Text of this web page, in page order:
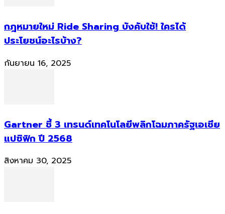
กฎหมายใหม่ Ride Sharing บังคับใช้! ใครได้
ประโยชน์อะไรบ้าง?
กันยายน 16, 2025
Gartner ชี้ 3 เทรนด์เทคโนโลยีพลิกโฉมภาครัฐเอเชีย
แปซิฟิก ปี 2568
สิงหาคม 30, 2025